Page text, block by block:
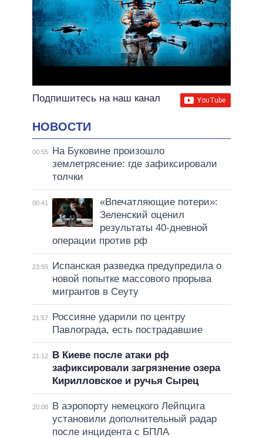
Подпишитесь на наш канал
НОВОСТИ
00:55
На Буковине произошло
землетрясение: где зафиксировали
толчки
00:41
«Впечатляющие потери»:
Зеленский оценил
результаты 40-дневной
операции против рф
23:55
Испанская разведка предупредила о
новой попытке массового прорыва
мигрантов в Сеуту
21:57
Россияне ударили по центру
Павлограда, есть пострадавшие
21:12
В Киеве после атаки рф
зафиксировали загрязнение озера
Кирилловское и ручья Сырец
20:08
В аэропорту немецкого Лейпцига
установили дополнительный радар
после инцидента с БПЛА